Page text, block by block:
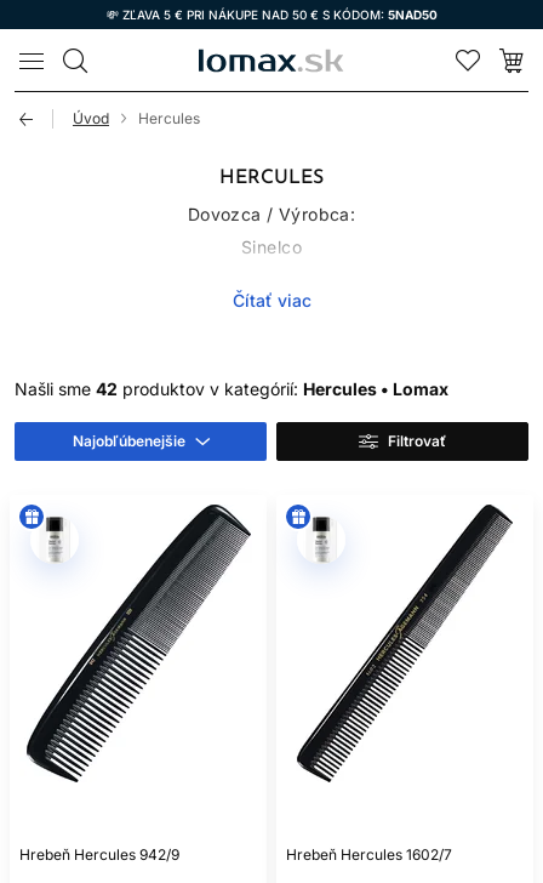
💸 ZĽAVA 5 € PRI NÁKUPE NAD 50 € S KÓDOM: 5NAD50
LOMAX
Úvod Hercules
HERCULES
Dovozca / Výrobca:
Sinelco
9600 Ronse, Belgicko
Čítať viac
Našli sme 42 produktov v kategórií: Hercules • Lomax
Najobľúbenejšie Filtrovať
Hrebeň Hercules 942/9 Hrebeň Hercules 1602/7